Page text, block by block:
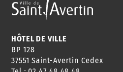
ANNUAIRE
HORAIRES
HÔTEL DE VILLE
BP 128
37551 Saint-Avertin Cedex